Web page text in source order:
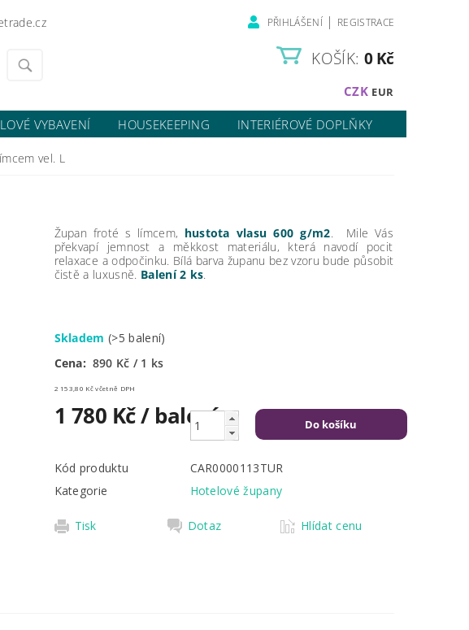
PŘIHLÁŠENÍ | REGISTRACE
CZK EUR
KOŠÍK: 0 Kč
VYBAVENÍ HOUSEKEEPING
INTERIÉROVÉ DOPLŇKY
vel. L
Župan froté s límcem, hustota vlasu 600 g/m2. Mile Vás
překvapí jemnost a měkkost materiálu, která navodí pocit
relaxace a odpočinku. Bílá barva županu bez vzoru bude působit
čistě a luxusně. Balení 2 ks.
Skladem(>5 balení)
Cena: 890 Kč / 1 ks
2 153,80 Kč včetně DPH
1 780 Kč/ balení
Kód produktu
CAR0000113TUR
Kategorie
Hotelové župany
Tisk Dotaz Hlídat cenu